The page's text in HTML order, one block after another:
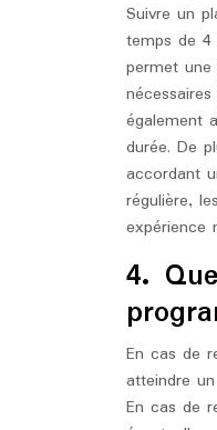
Suivre un
temps de 4
permet
également
durée. De
accordant
régulière,
expérience
4.
En cas de
atteindre
En cas de